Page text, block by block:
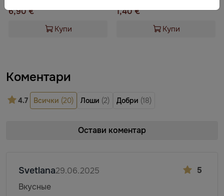
6,90 €
Купи
1,40 €
Купи
Коментари
4.7 Всички (20) Лоши (2) Добри (18)
Остави коментар
5
Svetlana29.06.2025
Вкусные